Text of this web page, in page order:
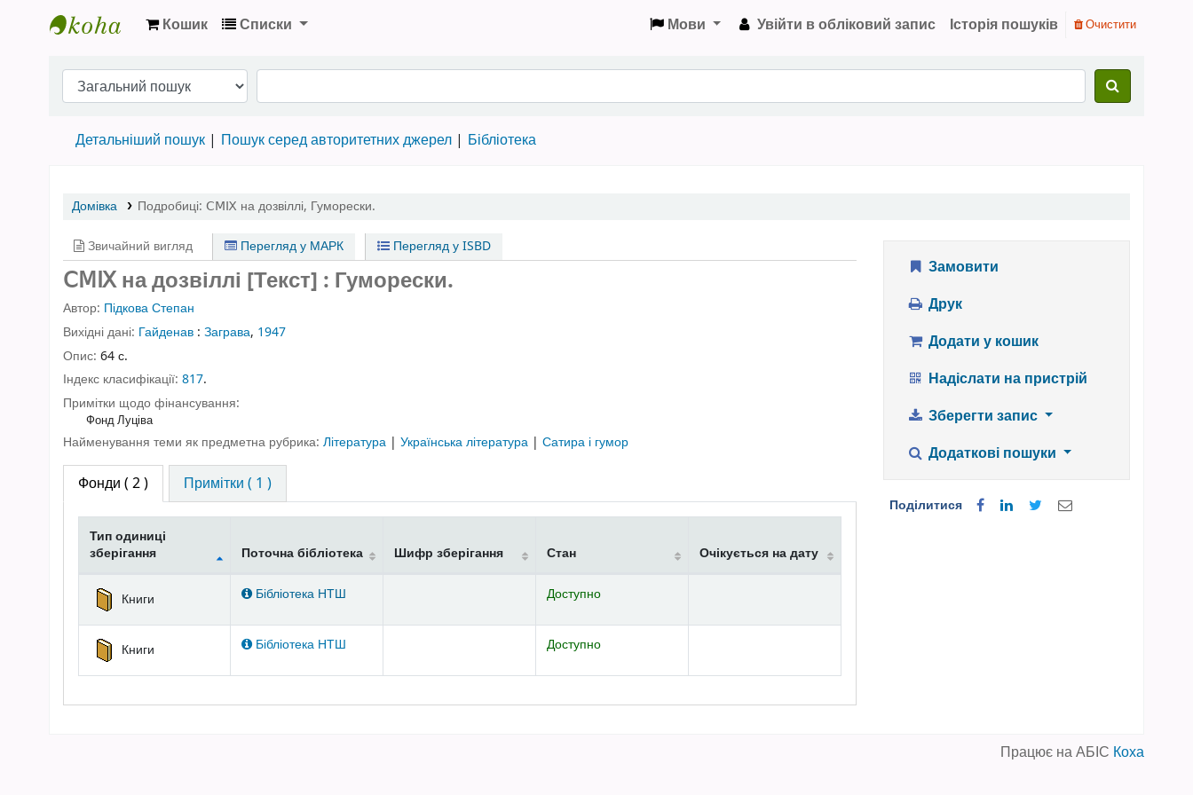
Кошик Списки Мови Увійти в обліковий запис Історія пошуків Очистити
Детальніший пошук Пошук серед авторитетних джерел Бібліотека
Домівка Подробиці: ⅭⅯⅨ на дозвіллі, Гуморески.
Звичайний вигляд Перегляд у МАРК Перегляд у ISBD
ⅭⅯⅨ на дозвіллі [Текст] : Гуморески.
Автор: Підкова Степан
Вихідні дані: Гайденав : Заграва, 1947
Опис: 64 с.
Індекс класифікації: 817.
Примітки щодо фінансування:
Фонд Луціва
Найменування теми як предметна рубрика: Література | Українська література | Сатира і гумор
Фонди ( 2 ) Примітки ( 1 )
Фонди
Тип одиниці
зберігання
Поточна бібліотека Шифр зберігання Стан Очікується на дату
Книги Бібліотека НТШ Доступно
Книги Бібліотека НТШ Доступно
Замовити
Друк
Додати у кошик
Надіслати на пристрій
Зберегти запис
Додаткові пошуки
Поділитися
Працює на АБІС Коха